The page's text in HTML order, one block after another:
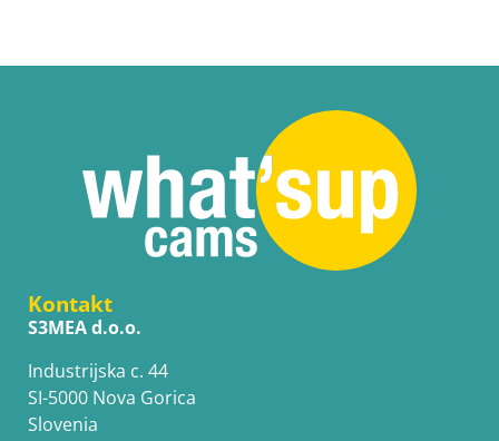
Kontakt
S3MEA d.o.o.
Industrijska c. 44
SI-5000 Nova Gorica
Slovenia